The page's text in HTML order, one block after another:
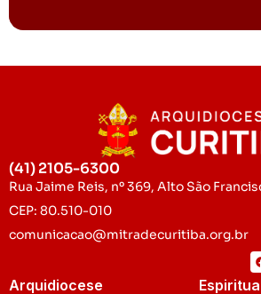
(41) 2105-6300
Rua Jaime Reis, nº 369, Alto São
CEP: 80.510-010
comunicacao@mitradecuritiba.org.br
Arquidiocese